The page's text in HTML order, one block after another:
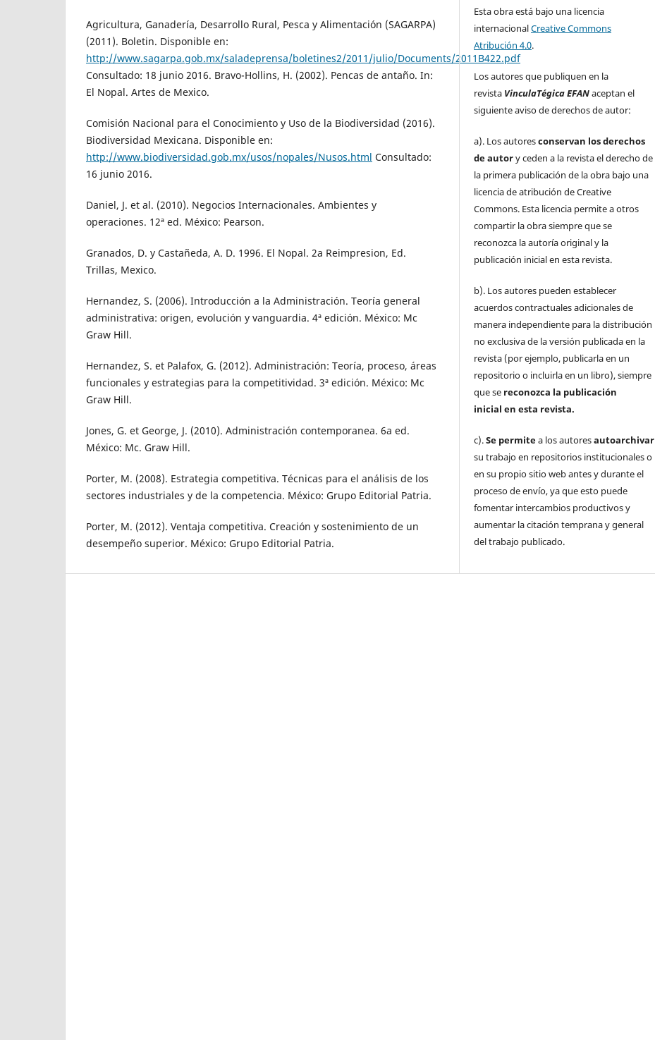
Agricultura, Ganadería, Desarrollo Rural, Pesca y Alimentación (SAGARPA)
(2011). Boletin. Disponible en:
http://www.sagarpa.gob.mx/saladeprensa/boletines2/2011/julio/Documents/2011B422.pdf
Consultado: 18 junio 2016. Bravo-Hollins, H. (2002). Pencas de antaño. In:
El Nopal. Artes de Mexico.
Comisión Nacional para el Conocimiento y Uso de la Biodiversidad (2016).
Biodiversidad Mexicana. Disponible en:
http://www.biodiversidad.gob.mx/usos/nopales/Nusos.html Consultado:
16 junio 2016.
Daniel, J. et al. (2010). Negocios Internacionales. Ambientes y
operaciones. 12ª ed. México: Pearson.
Granados, D. y Castañeda, A. D. 1996. El Nopal. 2a Reimpresion, Ed.
Trillas, Mexico.
Hernandez, S. (2006). Introducción a la Administración. Teoría general
administrativa: origen, evolución y vanguardia. 4ª edición. México: Mc
Graw Hill.
Hernandez, S. et Palafox, G. (2012). Administración: Teoría, proceso, áreas
funcionales y estrategias para la competitividad. 3ª edición. México: Mc
Graw Hill.
Jones, G. et George, J. (2010). Administración contemporanea. 6a ed.
México: Mc. Graw Hill.
Porter, M. (2008). Estrategia competitiva. Técnicas para el análisis de los
sectores industriales y de la competencia. México: Grupo Editorial Patria.
Porter, M. (2012). Ventaja competitiva. Creación y sostenimiento de un
desempeño superior. México: Grupo Editorial Patria.
Esta obra está bajo una licencia
internacionalCreative Commons
Atribución 4.0.
Los autores que publiquen en la
revista VinculaTégica EFANaceptan el
siguiente aviso de derechos de autor:
a). Los autoresconservan los derechos
de autory ceden a la revista el derecho de
la primera publicación de la obra bajo una
licencia de atribución de Creative
Commons. Esta licencia permite a otros
compartir la obra siempre que se
reconozca la autoría original y la
publicación inicial en esta revista.
b). Los autores pueden establecer
acuerdos contractuales adicionales de
manera independiente para la distribución
no exclusiva de la versión publicada en la
revista (por ejemplo, publicarla en un
repositorio o incluirla en un libro), siempre
que se reconozca la publicación
inicial en esta revista.
c).Se permitea los autoresautoarchivar
su trabajo en repositorios institucionales o
en su propio sitio web antes y durante el
proceso de envío, ya que esto puede
fomentar intercambios productivos y
aumentar la citación temprana y general
del trabajo publicado.